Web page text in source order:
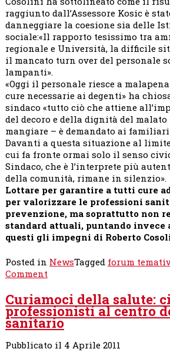
raggiunto dall’Assessore Kosic è
danneggiare la coesione sia delle
sociale:«Il rapporto tesissimo tra
regionale e Università, la difficile
il mancato turn over del personale
lampanti».
«Oggi il personale riesce a
cure necessarie ai degenti» ha
sindaco «tutto ciò che attiene
del decoro e della dignità del malato
mangiare – è demandato ai
Davanti a questa situazione al
cui fa fronte ormai solo il senso
Sindaco, che è l’interprete più
della comunità, rimane in silenzio».
Lottare per garantire a tutti cure
per valorizzare le professioni
prevenzione, ma soprattutto non
standard attuali, puntando invece
questi gli impegni di Roberto
Posted in NewsTagged forum
Commenton
della
salute:
cittadini
e
professionisti
Curiamoci della salute:
professionisti al centro
sanitario
Pubblicato il 4 Aprile 2011